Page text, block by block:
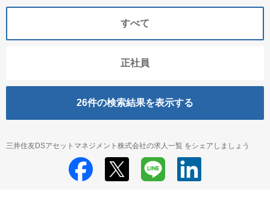
すべて
正社員
26件の検索結果を表示する
三井住友DSアセットマネジメント株式会社の求人一覧 をシェアしましょう